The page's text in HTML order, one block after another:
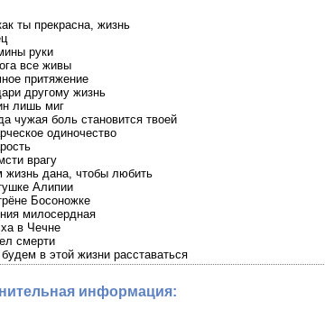
ты прекрасна, жизнь
руки
все живы
притяжение
другому жизнь
лишь миг
чужая боль становится твоей
одиночество
врагу
жизнь дана, чтобы любить
Алипии
Босоножке
милосердная
в Чечне
смерти
в этой жизни расставаться
информация: